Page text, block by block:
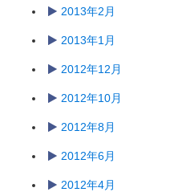
2013年2月
2013年1月
2012年12月
2012年10月
2012年8月
2012年6月
2012年4月